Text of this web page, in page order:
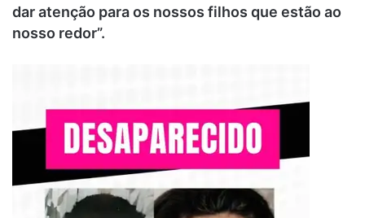
dar atenção para os nossos filhos que estão ao
nosso redor”.